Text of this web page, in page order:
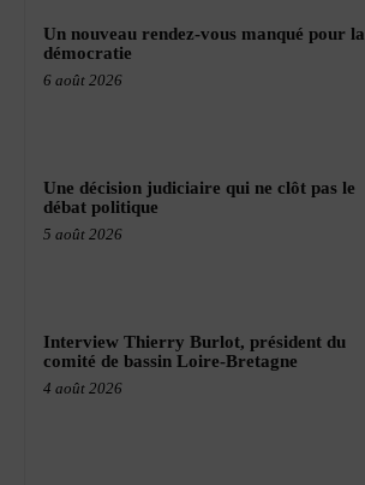
Un nouveau rendez-vous manqué pour la
démocratie
6 août 2026
Une décision judiciaire qui ne clôt pas le
débat politique
5 août 2026
Interview Thierry Burlot, président du
comité de bassin Loire-Bretagne
4 août 2026